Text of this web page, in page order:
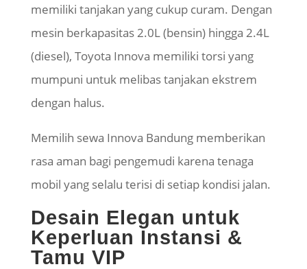
memiliki tanjakan yang cukup curam. Dengan
mesin berkapasitas 2.0L (bensin) hingga 2.4L
(diesel), Toyota Innova memiliki torsi yang
mumpuni untuk melibas tanjakan ekstrem
dengan halus.
Memilih sewa Innova Bandung memberikan
rasa aman bagi pengemudi karena tenaga
mobil yang selalu terisi di setiap kondisi jalan.
Desain Elegan untuk
Keperluan Instansi &
Tamu VIP